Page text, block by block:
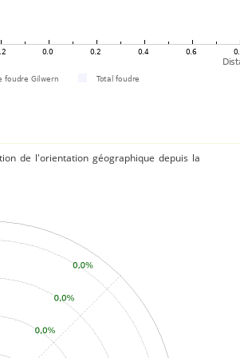
de l'orientation géographique depuis la